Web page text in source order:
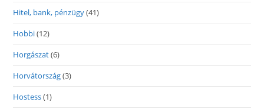
Hitel, bank, pénzügy(41)
Hobbi(12)
Horgászat(6)
Horvátország(3)
Hostess(1)